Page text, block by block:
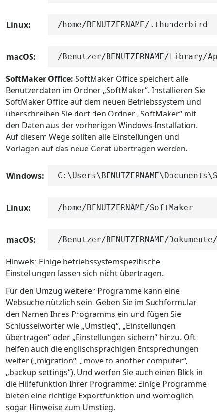
Linux: /home/BENUTZERNAME/.thunderbird
macOS: /Benutzer/BENUTZERNAME/
SoftMaker Office: SoftMaker Office speichert alle
Benutzerdaten im Ordner „SoftMaker“. Installieren Sie
SoftMaker Office auf dem neuen Betriebssystem und
überschreiben Sie dort den Ordner „SoftMaker“ mit
den Daten aus der vorherigen Windows-Installation.
Auf diesem Wege sollten alle Einstellungen und
Vorlagen auf das neue Gerät übertragen werden.
Windows:
Linux: /home/BENUTZERNAME/SoftMaker
macOS: /Benutzer/BENUTZERNAME/
Hinweis: Einige betriebssystemspezifische
Einstellungen lassen sich nicht übertragen.
Für den Umzug weiterer Programme kann eine
Websuche nützlich sein. Geben Sie im Suchformular
den Namen Ihres Programms ein und fügen Sie
Schlüsselwörter wie „Umstieg“, „Einstellungen
übertragen“ oder „Einstellungen sichern“ hinzu. Oft
helfen auch die englischsprachigen Entsprechungen
weiter („migration“, „move to another computer“,
„backup settings“). Und werfen Sie auch einen Blick in
die Hilfefunktion Ihrer Programme: Einige Programme
bieten eine richtige Exportfunktion und womöglich
sogar Hinweise zum Umstieg.